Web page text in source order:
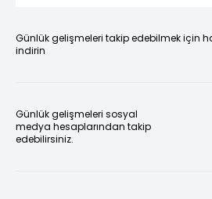
Günlük gelişmeleri takip edebilmek için
indirin
Günlük gelişmeleri sosyal
medya hesaplarından takip
edebilirsiniz.